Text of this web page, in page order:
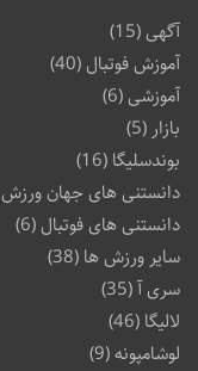
آگهی(15)
آموزش فوتبال (40)
آموزشی(6)
بازار (5)
بوندسلیگا (16)
دانستنی های جهان ورزش
دانستنی های فوتبال (6)
سایر ورزش ها (38)
سری آ(35)
لالیگا (46)
لوشامپونه(9)